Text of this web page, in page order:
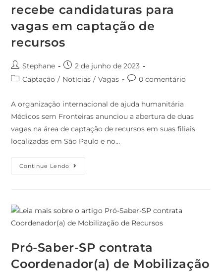
recebe candidaturas para
vagas em captação de
recursos
Stephane
2 de junho de 2023
Captação / Notícias / Vagas 0 comentário
A organização internacional de ajuda humanitária
Médicos sem Fronteiras anunciou a abertura de duas
vagas na área de captação de recursos em suas filiais
localizadas em São Paulo e no…
Continue Lendo
Pró-Saber-SP contrata
Coordenador(a) de Mobilização